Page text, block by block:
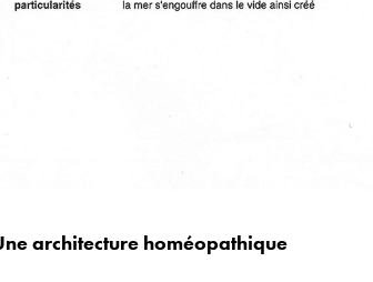
architecture homéopathique